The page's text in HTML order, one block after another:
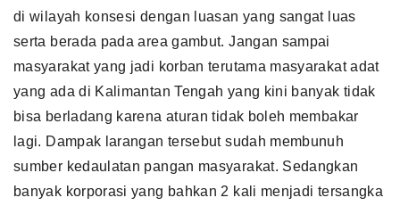
di wilayah konsesi dengan luasan yang sangat luas
serta berada pada area gambut. Jangan sampai
masyarakat yang jadi korban terutama masyarakat adat
yang ada di Kalimantan Tengah yang kini banyak tidak
bisa berladang karena aturan tidak boleh membakar
lagi. Dampak larangan tersebut sudah membunuh
sumber kedaulatan pangan masyarakat. Sedangkan
banyak korporasi yang bahkan 2 kali menjadi tersangka